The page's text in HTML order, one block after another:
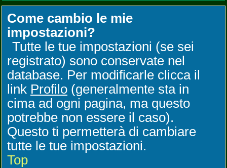
Come cambio le mie
impostazioni?
Tutte le tue impostazioni (se sei
registrato) sono conservate nel
database. Per modificarle clicca il
link Profilo (generalmente sta in
cima ad ogni pagina, ma questo
potrebbe non essere il caso).
Questo ti permetterà di cambiare
tutte le tue impostazioni.
Top